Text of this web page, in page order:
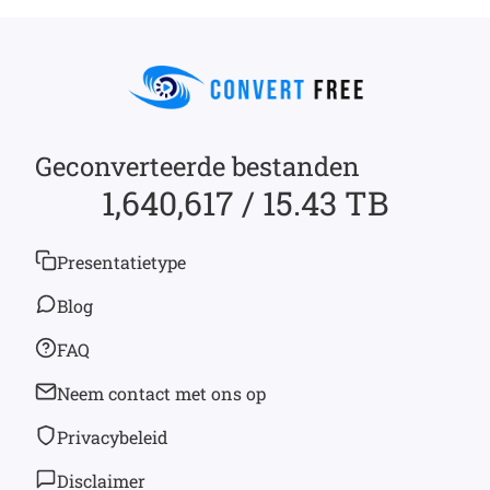
Geconverteerde bestanden
1,640,617 / 15.43 TB
Presentatietype
Blog
FAQ
Neem contact met ons op
Privacybeleid
Disclaimer